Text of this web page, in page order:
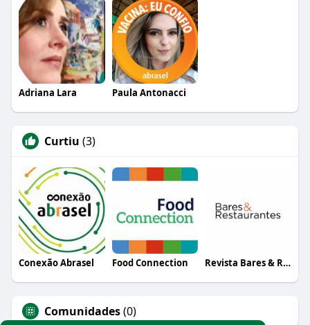
Adriana Lara Paula Antonacci
Curtiu (3)
Conexão Abrasel Food Connection Revista Bares & Restaurantes
Comunidades(0)